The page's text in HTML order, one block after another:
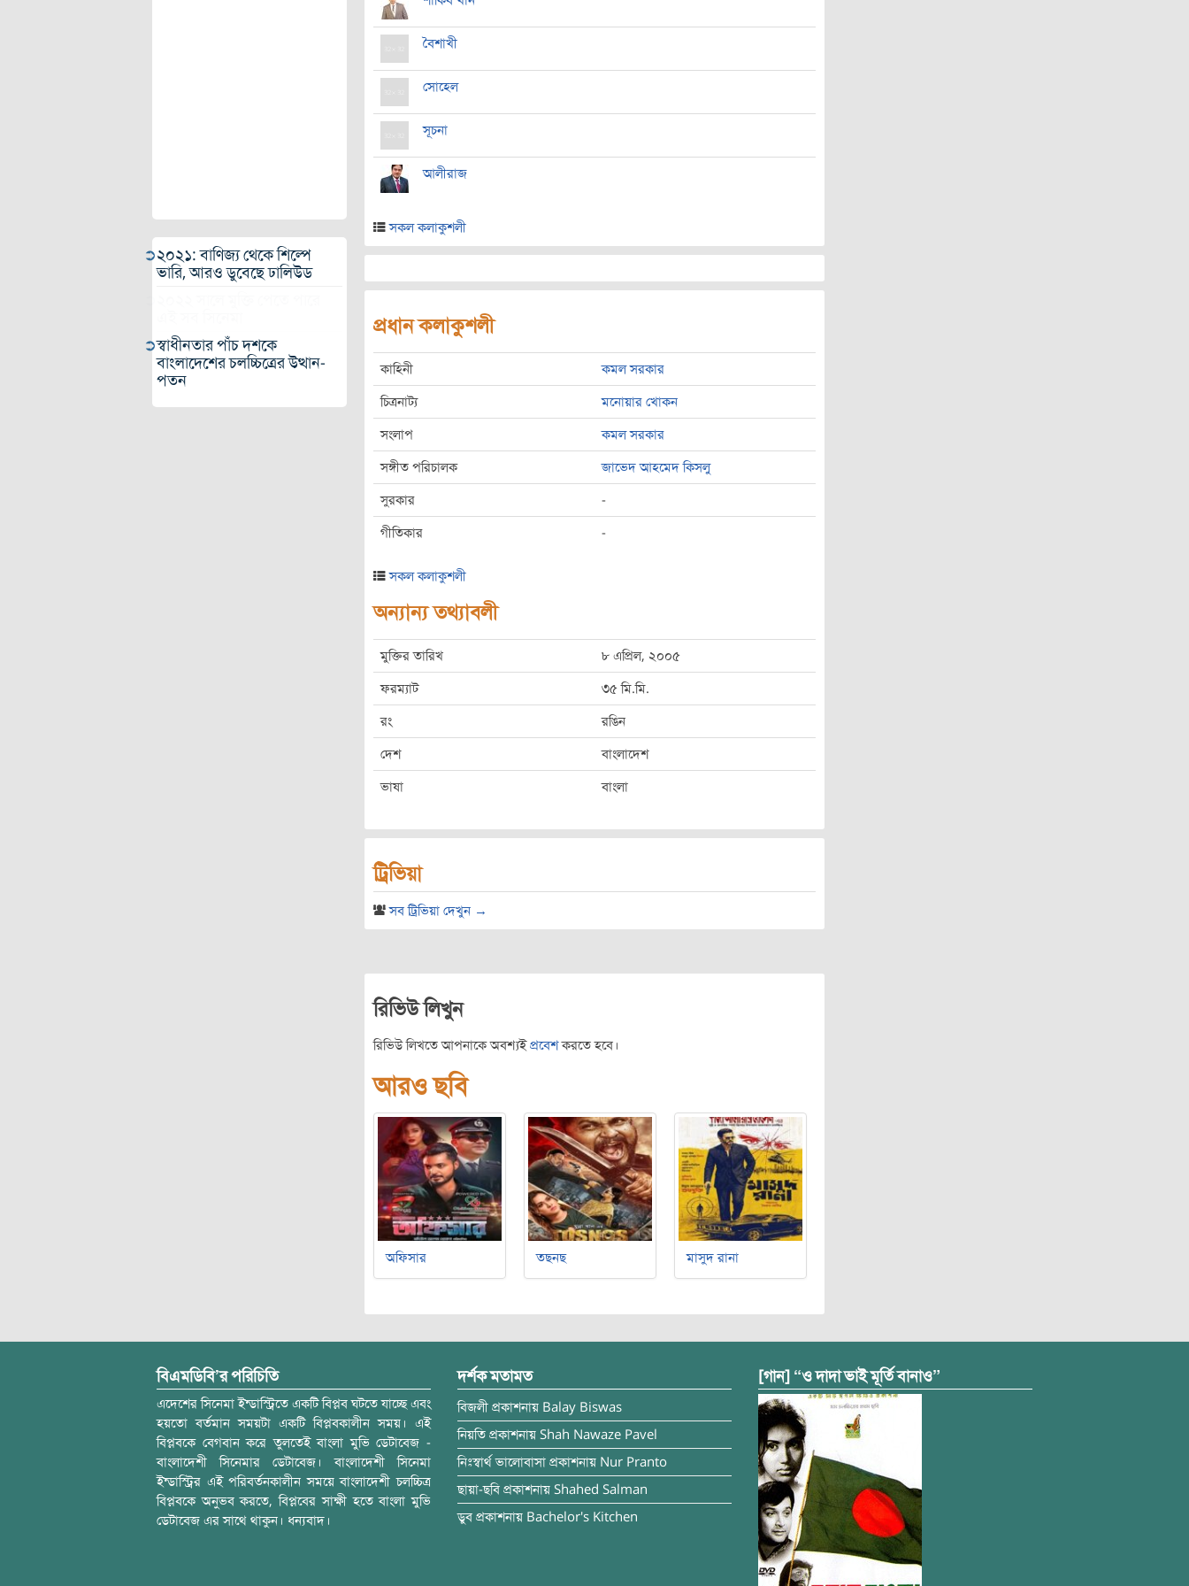
২০২১: বাণিজ্য থেকে শিল্পে
ভারি, আরও ডুবেছে ঢালিউড
স্বাধীনতার পাঁচ দশকে
বাংলাদেশের চলচ্চিত্রের উত্থান-
পতন
বৈশাখী
সোহেল
সূচনা
আলীরাজ
সকল কলাকুশলী
প্রধান কলাকুশলী
কাহিনী কমল সরকার
চিত্রনাট্য মনোয়ার খোকন
সংলাপ কমল সরকার
সঙ্গীত পরিচালক জাভেদ আহমেদ কিসলু
সুরকার -
গীতিকার -
সকল কলাকুশলী
অন্যান্য তথ্যাবলী
মুক্তির তারিখ ৮ এপ্রিল, ২০০৫
ফরম্যাট ৩৫ মি.মি.
রং রঙিন
দেশ বাংলাদেশ
ভাষা বাংলা
ট্রিভিয়া
সব ট্রিভিয়া দেখুন →
রিভিউ লিখুন
রিভিউ লিখতে আপনাকে অবশ্যইপ্রবেশকরতে হবে।
আরও ছবি
অফিসার তছনছ মাসুদ রানা
বিএমডিবি’র পরিচিতি
এদেশের সিনেমা ইন্ডাস্ট্রিতে একটি বিপ্লব ঘটতে যাচ্ছে এবং
হয়তো বর্তমান সময়টা একটি বিপ্লবকালীন সময়। এই
বিপ্লবকে বেগবান করে তুলতেই বাংলা মুভি ডেটাবেজ -
বাংলাদেশী সিনেমার ডেটাবেজ। বাংলাদেশী সিনেমা
ইন্ডাস্ট্রির এই পরিবর্তনকালীন সময়ে বাংলাদেশী চলচ্চিত্র
বিপ্লবকে অনুভব করতে, বিপ্লবের সাক্ষী হতে বাংলা মুভি
ডেটাবেজ এর সাথে থাকুন। ধন্যবাদ।
দর্শক মতামত
বিজলী প্রকাশনায় Balay Biswas
নিয়তি প্রকাশনায় Shah Nawaze Pavel
নিঃস্বার্থ ভালোবাসা প্রকাশনায় Nur Pranto
ছায়া-ছবি প্রকাশনায় Shahed Salman
ডুব প্রকাশনায় Bachelor's Kitchen
[গান] “ও দাদা ভাই মূর্তি বানাও”